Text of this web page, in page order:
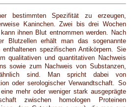
bestimmten Spezifität zu erzeugen,
Kaninchen. Zwei bis drei Wochen
ihnen Blut entnommen werden. Nach
Blutzellen erhält man das sogenannte
spezifischen Antikörpern. Sie
qualitativen und quantitativen Nachweis
sowie zum Nachweis von Substanzen,
sind. Man spricht dabei von
oder serologischer Verwandtschaft. So
mehr oder weniger stark ausgeprägte
zwischen homologen Proteinen